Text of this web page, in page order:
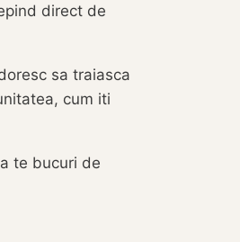
direct de
sa traiasca
cum iti
te bucuri de